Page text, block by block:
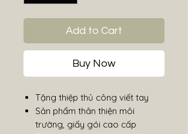
Add to Cart
Buy Now
Tặng thiệp thủ công viết tay
Sản phẩm thân thiện môi
trường, giấy gói cao cấp